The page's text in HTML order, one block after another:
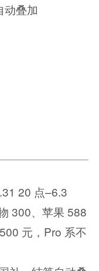
叠加
20 点–6.3
300、苹果 588
元，Pro 系不